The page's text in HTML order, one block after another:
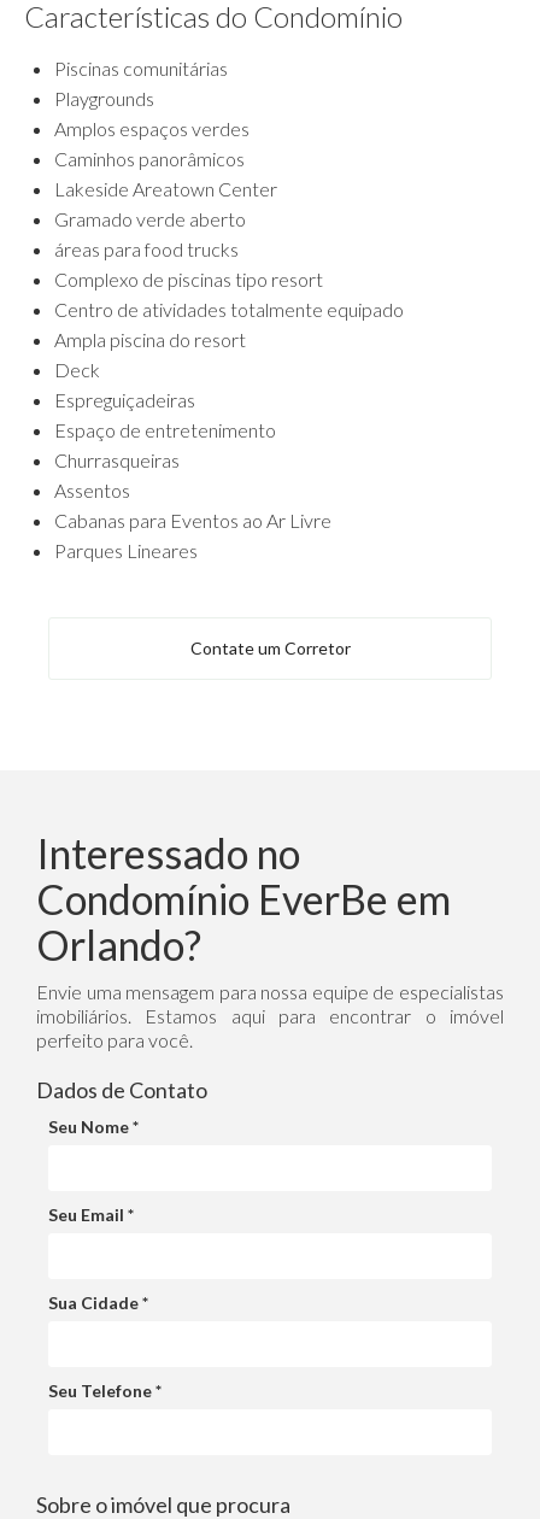
Características do Condomínio
Piscinas comunitárias
Playgrounds
Amplos espaços verdes
Caminhos panorâmicos
Lakeside Areatown Center
Gramado verde aberto
áreas para food trucks
Complexo de piscinas tipo resort
Centro de atividades totalmente equipado
Ampla piscina do resort
Deck
Espreguiçadeiras
Espaço de entretenimento
Churrasqueiras
Assentos
Cabanas para Eventos ao Ar Livre
Parques Lineares
Contate um Corretor
Interessado no
Condomínio EverBe em
Orlando?
Envie uma mensagem para nossa equipe de especialistas
imobiliários. Estamos aqui para encontrar o imóvel
perfeito para você.
Dados de Contato
Seu Nome *
Seu Email *
Sua Cidade *
Seu Telefone *
Sobre o imóvel que procura